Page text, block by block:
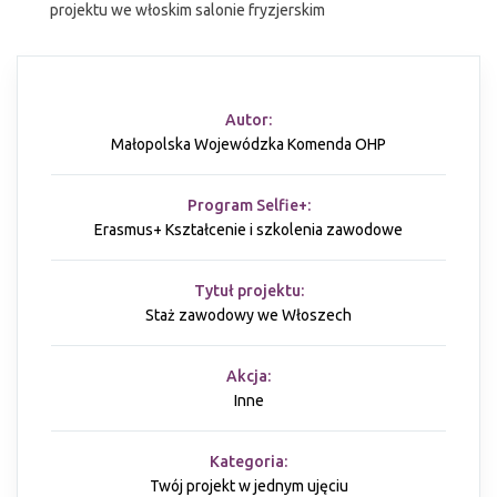
projektu we włoskim salonie fryzjerskim
Autor:
Małopolska Wojewódzka Komenda OHP
Program Selfie+:
Erasmus+ Kształcenie i szkolenia zawodowe
Tytuł projektu:
Staż zawodowy we Włoszech
Akcja:
Inne
Kategoria:
Twój projekt w jednym ujęciu